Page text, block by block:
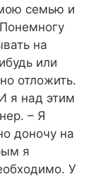
семью и
на
или
отложить.
я над этим
– Я
доночу на
я
У